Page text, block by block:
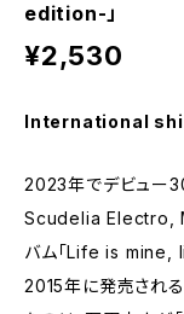
edition-」
¥2,530
International
2023年でデビュー
Scudelia Electro,
バム「Life is mine,
2015年に発売され